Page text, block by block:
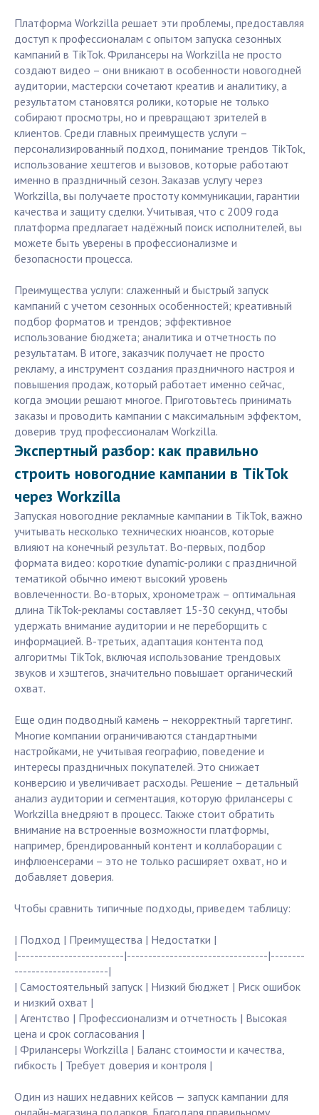
Платформа Workzilla решает эти проблемы, предоставляя
доступ к профессионалам с опытом запуска сезонных
кампаний в TikTok. Фрилансеры на Workzilla не просто
создают видео – они вникают в особенности новогодней
аудитории, мастерски сочетают креатив и аналитику, а
результатом становятся ролики, которые не только
собирают просмотры, но и превращают зрителей в
клиентов. Среди главных преимуществ услуги –
персонализированный подход, понимание трендов TikTok,
использование хештегов и вызовов, которые работают
именно в праздничный сезон. Заказав услугу через
Workzilla, вы получаете простоту коммуникации, гарантии
качества и защиту сделки. Учитывая, что с 2009 года
платформа предлагает надёжный поиск исполнителей, вы
можете быть уверены в профессионализме и
безопасности процесса.
Преимущества услуги: слаженный и быстрый запуск
кампаний с учетом сезонных особенностей; креативный
подбор форматов и трендов; эффективное
использование бюджета; аналитика и отчетность по
результатам. В итоге, заказчик получает не просто
рекламу, а инструмент создания праздничного настроя и
повышения продаж, который работает именно сейчас,
когда эмоции решают многое. Приготовьтесь принимать
заказы и проводить кампании с максимальным эффектом,
доверив труд профессионалам Workzilla.
Экспертный разбор: как правильно
строить новогодние кампании в TikTok
через Workzilla
Запуская новогодние рекламные кампании в TikTok, важно
учитывать несколько технических нюансов, которые
влияют на конечный результат. Во-первых, подбор
формата видео: короткие dynamic-ролики с праздничной
тематикой обычно имеют высокий уровень
вовлеченности. Во-вторых, хронометраж – оптимальная
длина TikTok-рекламы составляет 15-30 секунд, чтобы
удержать внимание аудитории и не переборщить с
информацией. В-третьих, адаптация контента под
алгоритмы TikTok, включая использование трендовых
звуков и хэштегов, значительно повышает органический
охват.
Еще один подводный камень – некорректный таргетинг.
Многие компании ограничиваются стандартными
настройками, не учитывая географию, поведение и
интересы праздничных покупателей. Это снижает
конверсию и увеличивает расходы. Решение – детальный
анализ аудитории и сегментация, которую фрилансеры с
Workzilla внедряют в процесс. Также стоит обратить
внимание на встроенные возможности платформы,
например, брендированный контент и коллаборации с
инфлюенсерами – это не только расширяет охват, но и
добавляет доверия.
Чтобы сравнить типичные подходы, приведем таблицу:
| Подход | Преимущества | Недостатки |
|-------------------------|---------------------------------|--------
----------------------|
| Самостоятельный запуск | Низкий бюджет | Риск ошибок
и низкий охват |
| Агентство | Профессионализм и отчетность | Высокая
цена и срок согласования |
| Фрилансеры Workzilla | Баланс стоимости и качества,
гибкость | Требует доверия и контроля |
Один из наших недавних кейсов — запуск кампании для